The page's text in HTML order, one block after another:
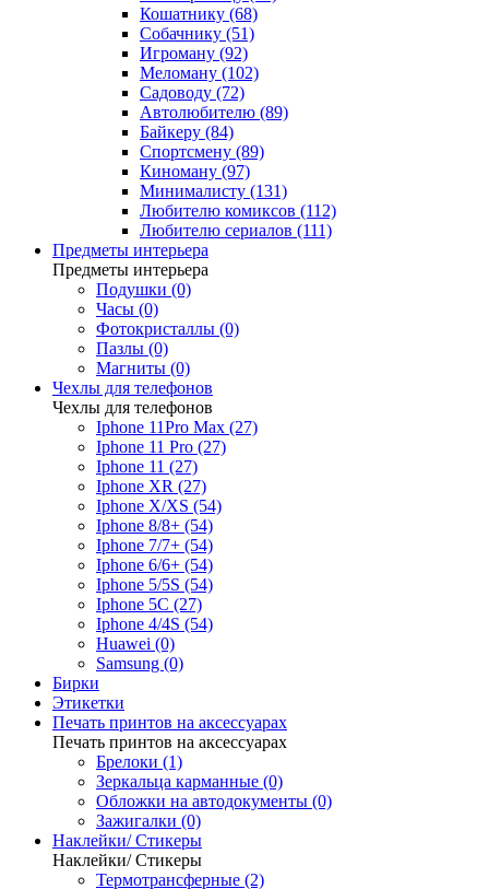
Кошатнику (68)
Собачнику (51)
Игроману (92)
Меломану (102)
Садоводу (72)
Автолюбителю (89)
Байкеру (84)
Спортсмену (89)
Киноману (97)
Минималисту (131)
Любителю комиксов (112)
Любителю сериалов (111)
Предметы интерьера
Предметы интерьера
Подушки (0)
Часы (0)
Фотокристаллы (0)
Пазлы (0)
Магниты (0)
Чехлы для телефонов
Чехлы для телефонов
Iphone 11Pro Max (27)
Iphone 11 Pro (27)
Iphone 11 (27)
Iphone XR (27)
Iphone X/XS (54)
Iphone 8/8+ (54)
Iphone 7/7+ (54)
Iphone 6/6+ (54)
Iphone 5/5S (54)
Iphone 5C (27)
Iphone 4/4S (54)
Huawei (0)
Samsung (0)
Бирки
Этикетки
Печать принтов на аксессуарах
Печать принтов на аксессуарах
Брелоки (1)
Зеркальца карманные (0)
Обложки на автодокументы (0)
Зажигалки (0)
Наклейки/ Стикеры
Наклейки/ Стикеры
Термотрансферные (2)